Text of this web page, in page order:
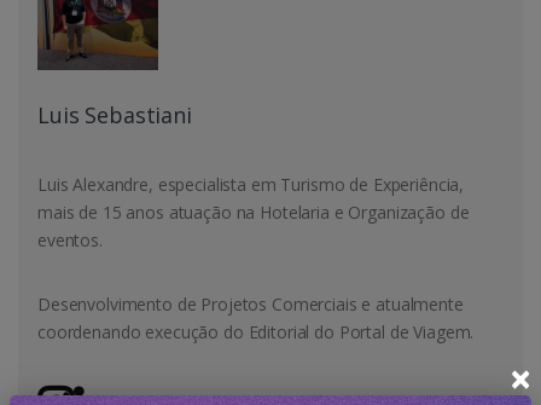
Luis Sebastiani
Luis Alexandre, especialista em Turismo de Experiência,
mais de 15 anos atuação na Hotelaria e Organização de
eventos.
Desenvolvimento de Projetos Comerciais e atualmente
coordenando execução do Editorial do Portal de Viagem.
×